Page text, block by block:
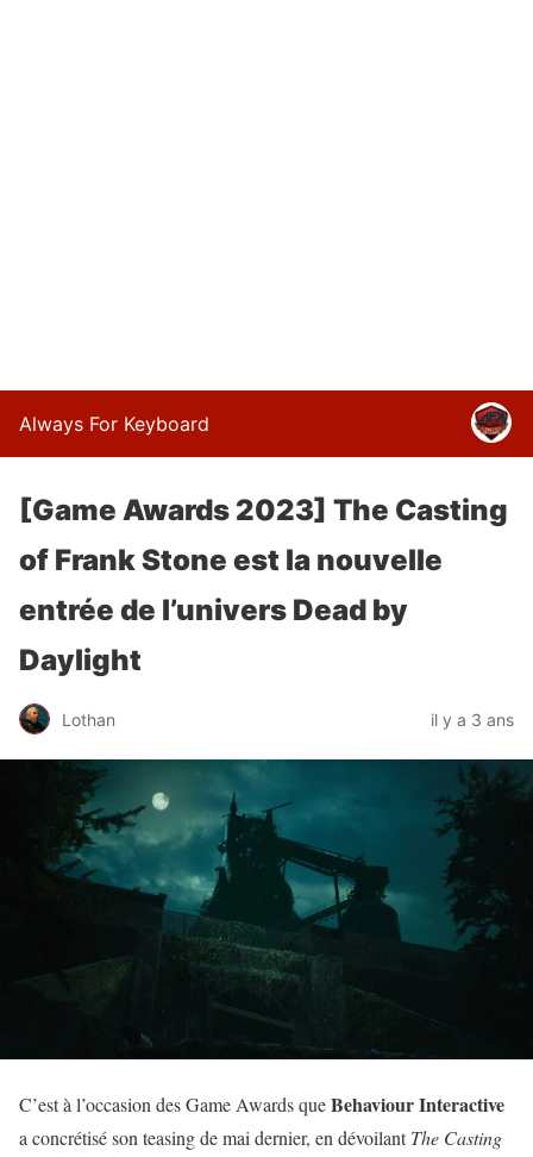
Always For Keyboard
[Game Awards 2023] The Casting
of Frank Stone est la nouvelle
entrée de l’univers Dead by
Daylight
Lothan il y a 3 ans
C’est à l’occasion des Game Awards queBehaviour Interactive
a concrétisé son teasing de mai dernier, en dévoilantThe Casting